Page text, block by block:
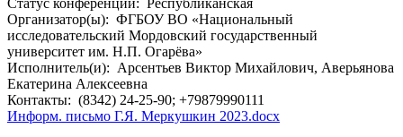
Организатор(ы): ФГБОУ ВО «Национальный
исследовательский Мордовский государственный
университет им. Н.П. Огарёва»
Исполнитель(и): Арсентьев Виктор Михайлович, Аверьянова
Екатерина Алексеевна
Контакты: (8342) 24-25-90; +79879990111
Информ. письмо Г.Я. Меркушкин 2023.docx